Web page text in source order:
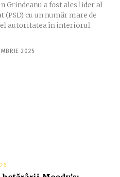
Grindeanu a fost ales lider al
cu un număr mare de
autoritatea în interiorul
2025